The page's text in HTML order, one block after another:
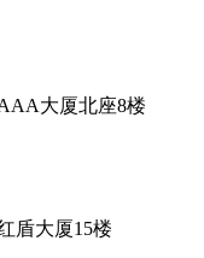
大厦北座8楼
盾大厦15楼